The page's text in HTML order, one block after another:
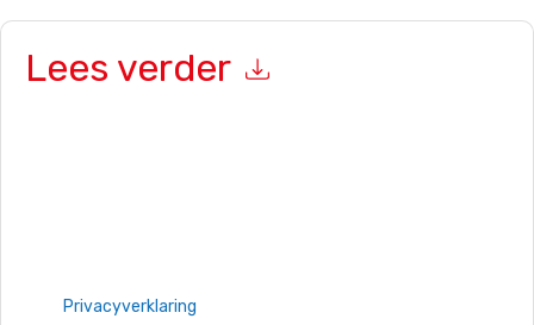
Lees verder
Privacyverklaring